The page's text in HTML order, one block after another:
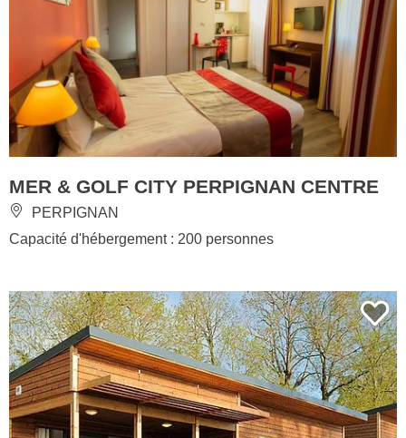
MER & GOLF CITY PERPIGNAN CENTRE
PERPIGNAN
Capacité d'hébergement : 200 personnes